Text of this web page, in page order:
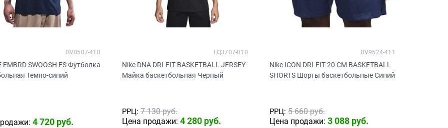
EMBRD SWOOSH FS Футболка
Темно-синий
BV0507-410
4 720 руб.
Nike DNA DRI-FIT BASKETBALL JERSEY
Майка баскетбольная Черный
FQ3707-010
РРЦ: 7 130 руб.
Цена продажи: 4 280 руб.
Nike ICON DRI-FIT 20 CM BASKETBALL
SHORTS Шорты баскетбольные Синий
DV9524-411
РРЦ: 5 660 руб.
Цена продажи: 3 088 руб.